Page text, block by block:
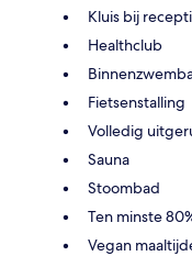
Kluis bij
Healthclub
Fietsenstalling
Volledig
Sauna
Stoombad
Ten minste
Vegan